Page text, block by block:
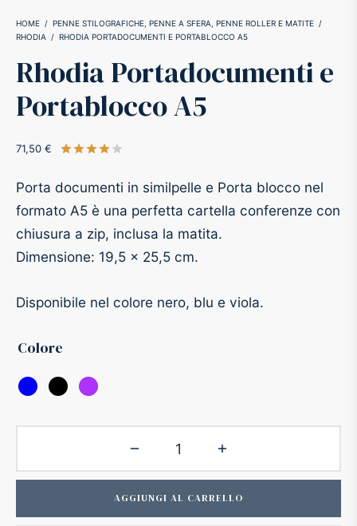
HOME / PENNE STILOGRAFICHE, PENNE A SFERA, PENNE ROLLER E MATITE /
RHODIA
/ RHODIA PORTADOCUMENTI E PORTABLOCCO A5
Rhodia Portadocumenti e
Portablocco A5
71,50 €
Porta documenti in similpelle e Porta blocco nel
formato A5 è una perfetta cartella conferenze con
chiusura a zip, inclusa la matita.
Dimensione: 19,5 x 25,5 cm.
Disponibile nel colore nero, blu e viola.
Colore
AGGIUNGI AL CARRELLO
Matic
Astronaut Space Pen
Space Pen
pressurizzato
Castell
Penne Roller